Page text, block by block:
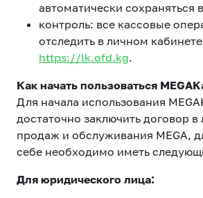
автоматически сохраняться
контроль: все кассовые
отследить в личном
https://lk.ofd.kg.
Как начать пользоваться
Для начала использования
достаточно заключить договор
продаж и обслуживания MEGA,
себе необходимо иметь
Для юридического лица: